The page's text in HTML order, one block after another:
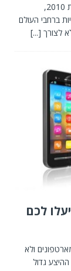
אקסטרים. החברה הסינית הוקמה בשנת 2010,
ברחבי העולם
לצורך [...]
לכם
ולא
גדול